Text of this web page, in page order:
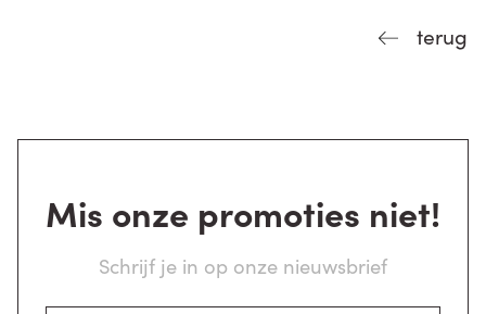
terug
Mis onze promoties niet!
Schrijf je in op onze nieuwsbrief